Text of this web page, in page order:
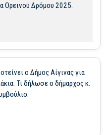
Ορεινού Δρόμου 2025.
ο Δήμος Αίγινας για
Τι δήλωσε ο δήμαρχος κ.